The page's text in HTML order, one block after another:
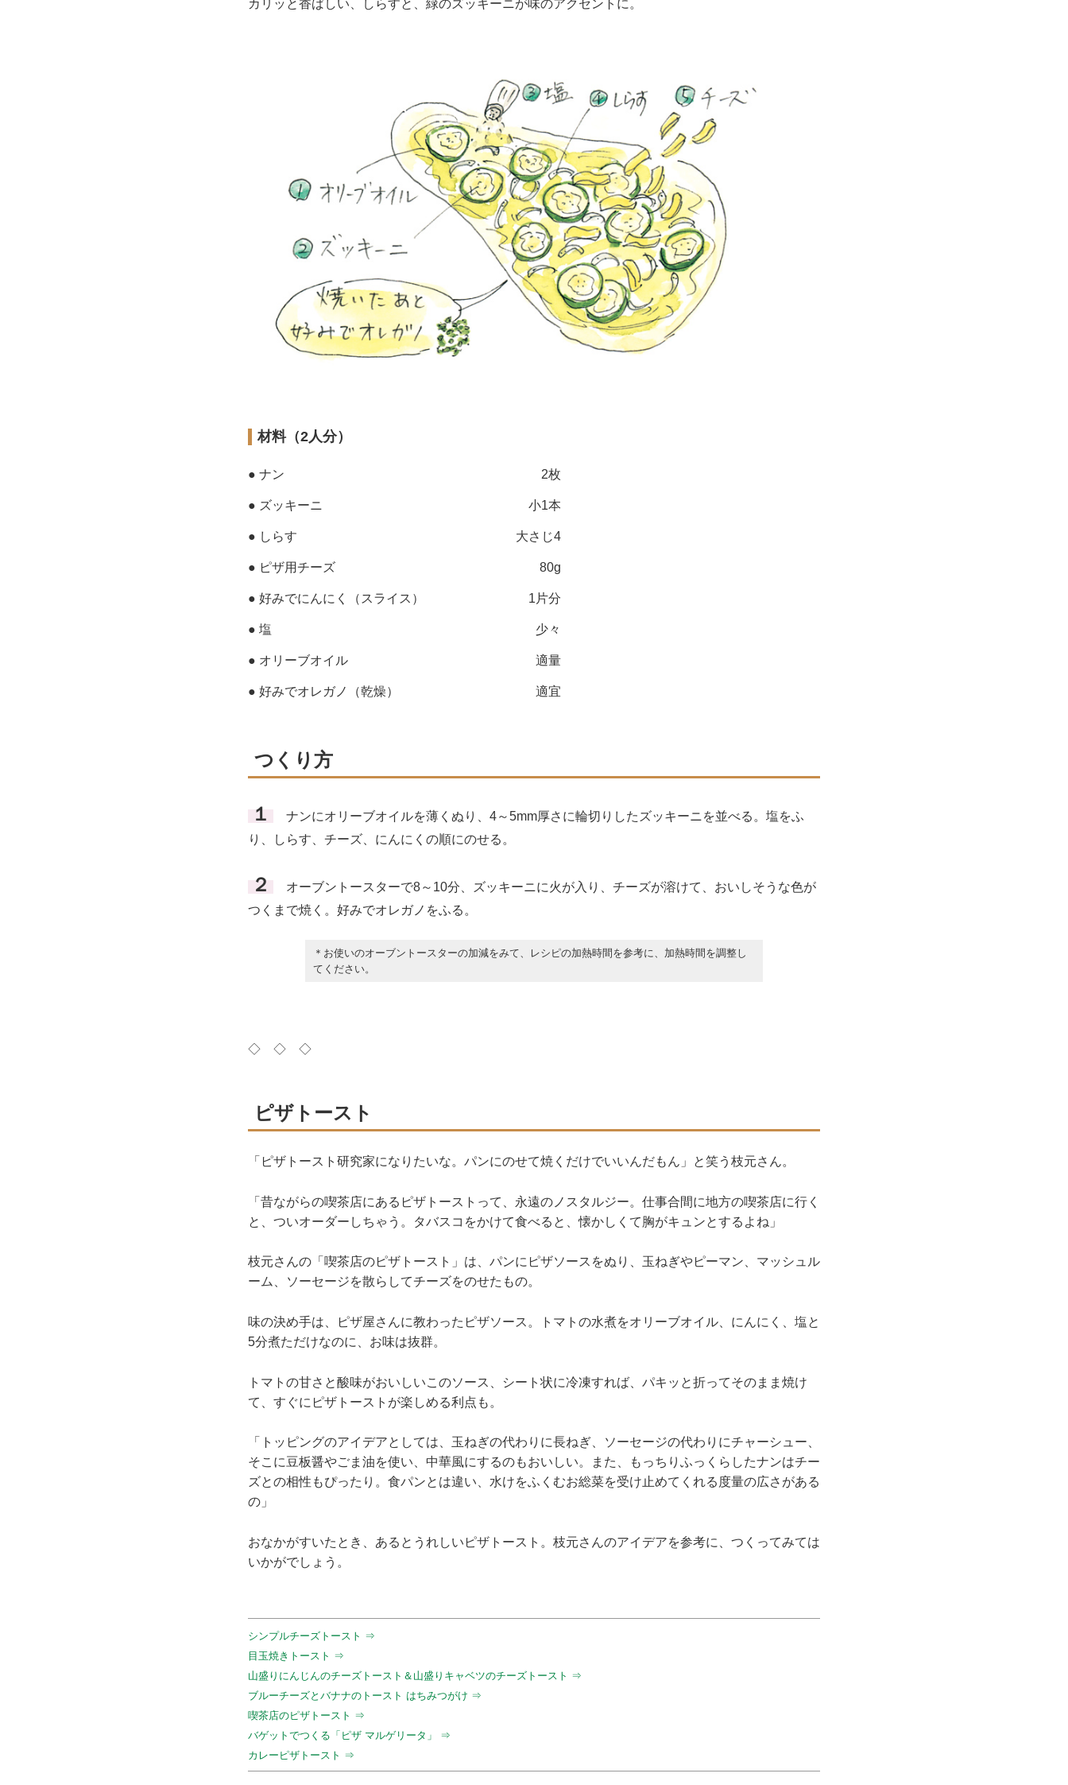
カリッと香ばしい、しらすと、緑のズッキーニが味のアクセントに。
材料（2人分）
● ナン 2枚
● ズッキーニ 小1本
● しらす 大さじ4
● ピザ用チーズ 80g
● 好みでにんにく（スライス） 1片分
● 塩 少々
● オリーブオイル 適量
● 好みでオレガノ（乾燥） 適宜
つくり方
１
ナンにオリーブオイルを薄くぬり、4～5mm厚さに輪切りしたズッキーニを並べる。塩をふ
り、しらす、チーズ、にんにくの順にのせる。
２
オーブントースターで8～10分、ズッキーニに火が入り、チーズが溶けて、おいしそうな色が
つくまで焼く。好みでオレガノをふる。
＊お使いのオーブントースターの加減をみて、レシピの加熱時間を参考に、加熱時間を調整し
てください。
◇ ◇ ◇
ピザトースト
「ピザトースト研究家になりたいな。パンにのせて焼くだけでいいんだもん」と笑う枝元さん。
「昔ながらの喫茶店にあるピザトーストって、永遠のノスタルジー。仕事合間に地方の喫茶店に行く
と、ついオーダーしちゃう。タバスコをかけて食べると、懐かしくて胸がキュンとするよね」
枝元さんの「喫茶店のピザトースト」は、パンにピザソースをぬり、玉ねぎやピーマン、マッシュル
ーム、ソーセージを散らしてチーズをのせたもの。
味の決め手は、ピザ屋さんに教わったピザソース。トマトの水煮をオリーブオイル、にんにく、塩と
5分煮ただけなのに、お味は抜群。
トマトの甘さと酸味がおいしいこのソース、シート状に冷凍すれば、パキッと折ってそのまま焼け
て、すぐにピザトーストが楽しめる利点も。
「トッピングのアイデアとしては、玉ねぎの代わりに長ねぎ、ソーセージの代わりにチャーシュー、
そこに豆板醤やごま油を使い、中華風にするのもおいしい。また、もっちりふっくらしたナンはチー
ズとの相性もぴったり。食パンとは違い、水けをふくむお総菜を受け止めてくれる度量の広さがある
の」
おなかがすいたとき、あるとうれしいピザトースト。枝元さんのアイデアを参考に、つくってみては
いかがでしょう。
シンプルチーズトースト ⇒
目玉焼きトースト ⇒
山盛りにんじんのチーズトースト＆山盛りキャベツのチーズトースト ⇒
ブルーチーズとバナナのトースト はちみつがけ ⇒
喫茶店のピザトースト ⇒
バゲットでつくる「ピザ マルゲリータ」 ⇒
カレーピザトースト ⇒